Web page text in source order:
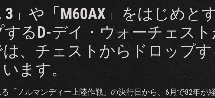
3」や「M60AX」をはじめ
るD-デイ・ウォーチェス
、チェストからドロップ
ます。
る「ノルマンディー上陸作戦」の決行日から、6月で82年が